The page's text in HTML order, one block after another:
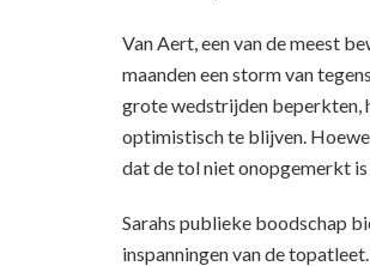
Van Aert, een van de meest
maanden een storm van
grote wedstrijden beperkten,
optimistisch te blijven.
dat de tol niet onopgemerkt
Sarahs publieke boodschap
inspanningen van de